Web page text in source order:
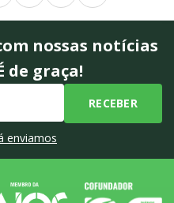
nossas notícias
de graça!
enviamos